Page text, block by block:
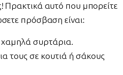
Πρακτικά αυτό που μπορείτε
πρόσβαση είναι:
συρτάρια.
τους σε κουτιά ή σάκους